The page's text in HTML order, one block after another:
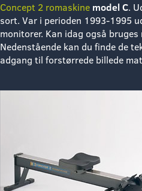
Concept 2 romaskine model C.
sort. Var i perioden 1993-1995
monitorer. Kan idag også bruges
Nedenstående kan du finde de
adgang til forstørrede billede